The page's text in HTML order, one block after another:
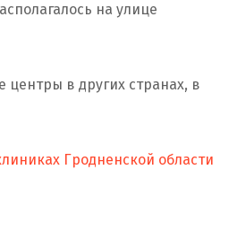
на улице
центры в других странах, в
Гродненской области